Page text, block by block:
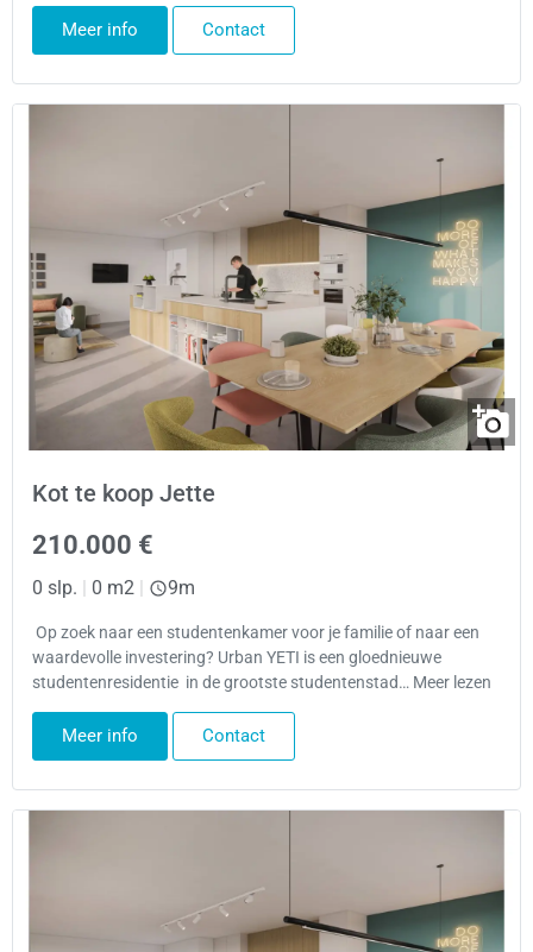
Meer info Contact
Kot te koop Jette
210.000 €
0 slp. | 0 m2 | 9m
Op zoek naar een studentenkamer voor je familie of naar een
waardevolle investering? Urban YETI is een gloednieuwe
studentenresidentie in de grootste studentenstad… Meer lezen
Meer info Contact